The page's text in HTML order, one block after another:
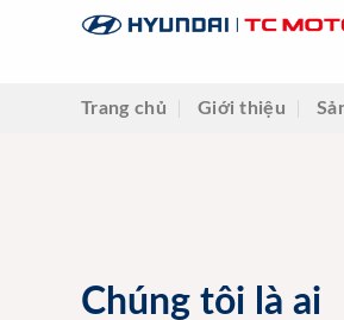
Trang chủ Giới thiệu
Chúng tôi là ai